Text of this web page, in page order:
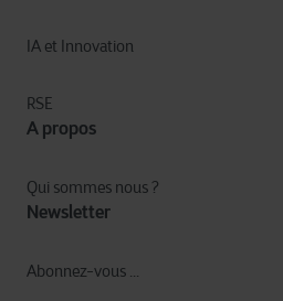
IA et Innovation​
RSE
A propos
Qui sommes nous ?
Newsletter
Abonnez-vous ...